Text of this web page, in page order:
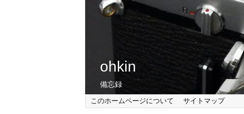
ohkin
備忘録
このホームページについて サイトマップ